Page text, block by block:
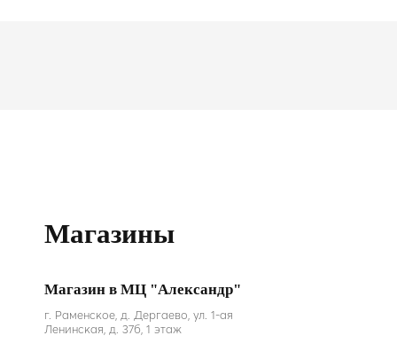
Магазины
Магазин в МЦ "Александр"
г. Раменское, д. Дергаево, ул. 1-ая
Ленинская, д. 37б, 1 этаж